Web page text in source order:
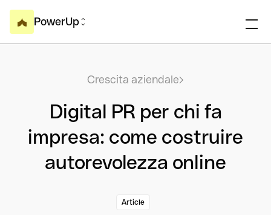
PowerUp
Crescita aziendale
Digital PR per chi fa
impresa: come costruire
autorevolezza online
Article